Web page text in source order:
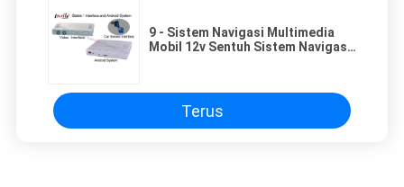
9 - Sistem Navigasi Multimedia
Mobil 12v Sentuh Sistem Navigasi
Terus